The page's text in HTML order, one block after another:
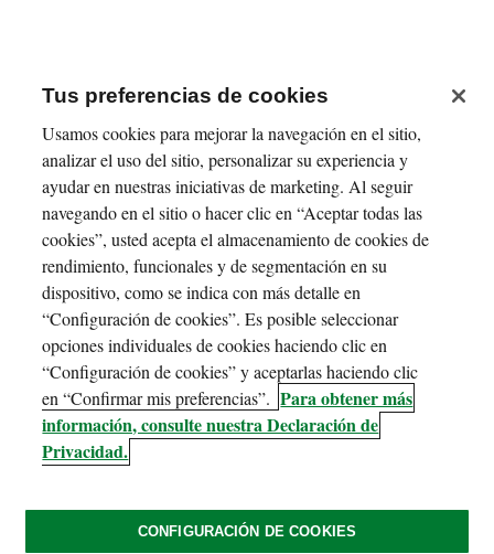
Tus preferencias de cookies
Usamos cookies para mejorar la navegación en el sitio,
analizar el uso del sitio, personalizar su experiencia y
ayudar en nuestras iniciativas de marketing. Al seguir
navegando en el sitio o hacer clic en “Aceptar todas las
cookies”, usted acepta el almacenamiento de cookies de
rendimiento, funcionales y de segmentación en su
dispositivo, como se indica con más detalle en
“Configuración de cookies”. Es posible seleccionar
opciones individuales de cookies haciendo clic en
“Configuración de cookies” y aceptarlas haciendo clic
en “Confirmar mis preferencias”. Para obtener más
información, consulte nuestra Declaración de
Privacidad.
CONFIGURACIÓN DE COOKIES